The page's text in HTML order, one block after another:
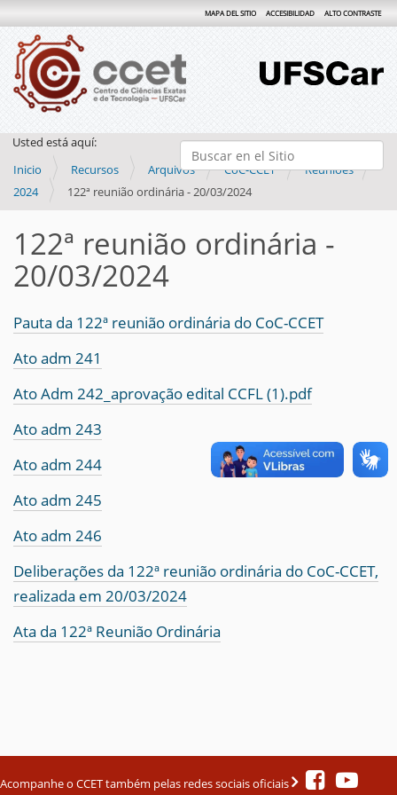
Buscar
MAPA DEL SITIO ACCESIBILIDAD ALTO CONTRASTE
Usted está aquí:
Inicio
Recursos Arquivos CoC-CCET
Reuniões
2024
122ª reunião ordinária - 20/03/2024
122ª reunião ordinária -
20/03/2024
Pauta da 122ª reunião ordinária do CoC-CCET
Ato adm 241
Ato Adm 242_aprovação edital CCFL (1).pdf
Ato adm 243
Ato adm 244
Ato adm 245
Ato adm 246
Deliberações da 122ª reunião ordinária do CoC-CCET,
realizada em 20/03/2024
Ata da 122ª Reunião Ordinária
Acompanhe o CCET também pelas redes sociais oficiais